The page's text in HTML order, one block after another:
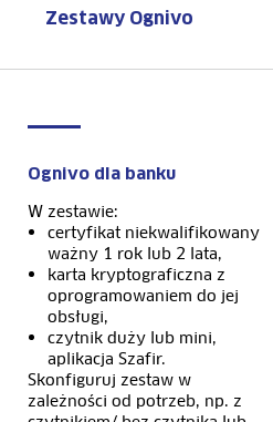
Zestawy Ognivo
Ognivo dla banku
W zestawie:
certyfikat niekwalifikowany
ważny 1 rok lub 2 lata,
karta kryptograficzna z
oprogramowaniem do jej
obsługi,
czytnik duży lub mini,
aplikacja Szafir.
Skonfiguruj zestaw w
zależności od potrzeb, np. z